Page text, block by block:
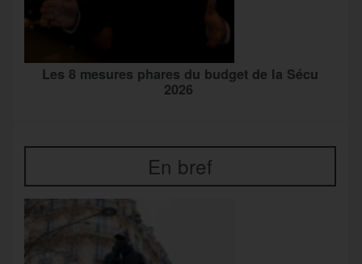
Les 8 mesures phares du budget de la Sécu
2026
En bref